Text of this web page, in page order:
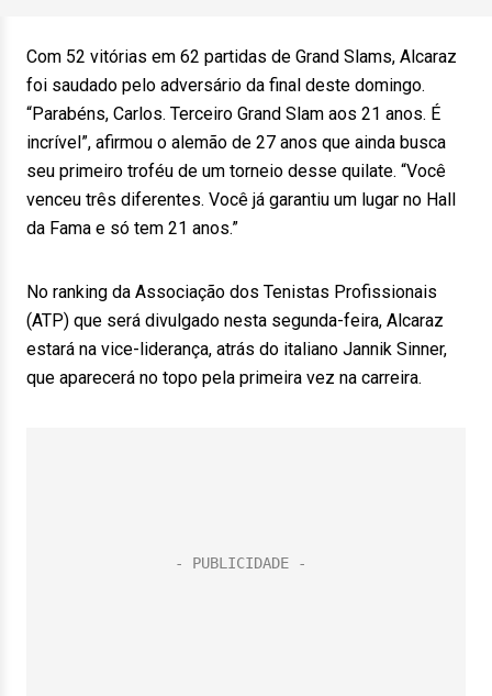
Com 52 vitórias em 62 partidas de Grand Slams, Alcaraz
foi saudado pelo adversário da final deste domingo.
“Parabéns, Carlos. Terceiro Grand Slam aos 21 anos. É
incrível”, afirmou o alemão de 27 anos que ainda busca
seu primeiro troféu de um torneio desse quilate. “Você
venceu três diferentes. Você já garantiu um lugar no Hall
da Fama e só tem 21 anos.”
No ranking da Associação dos Tenistas Profissionais
(ATP) que será divulgado nesta segunda-feira, Alcaraz
estará na vice-liderança, atrás do italiano Jannik Sinner,
que aparecerá no topo pela primeira vez na carreira.